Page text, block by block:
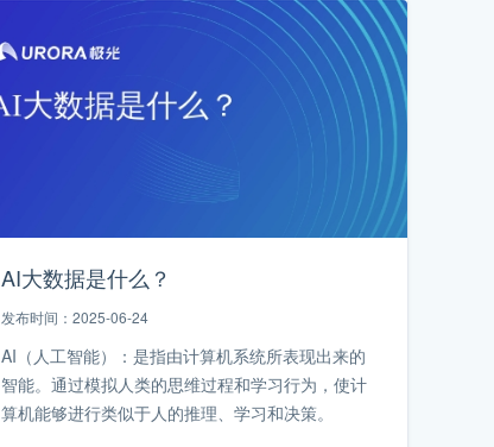
AI大数据是什么？
发布时间：2025-06-24
AI（人工智能）：是指由计算机系统所表现出来的
智能。通过模拟人类的思维过程和学习行为，使计
算机能够进行类似于人的推理、学习和决策。